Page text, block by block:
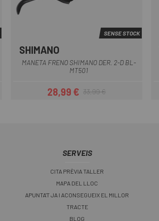
SENSE STOCK
SHIMANO
MANETA FRENO SHIMANO DER. 2-D BL-
MT501
Preu
28,99 €Preu regular
33,99 €
SERVEIS
CITA PRÈVIA TALLER
MAPA DEL LLOC
APUNTA'T JA I ACONSEGUEIX EL MILLOR
TRACTE
BLOG